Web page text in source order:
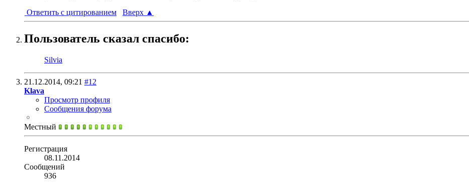
Ответить с цитированием
Вверх ▲
Пользователь сказал cпасибо:
Silvia
21.12.2014, 09:21 #12
Klava
Просмотр профиля
Сообщения форума
Местный
Регистрация
08.11.2014
Сообщений
936